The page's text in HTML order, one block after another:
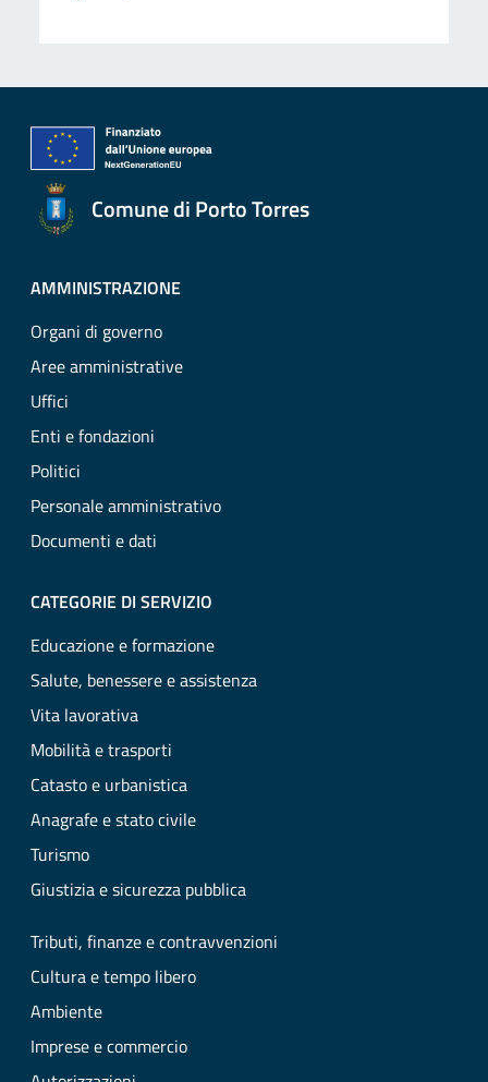
Comune di Porto Torres
AMMINISTRAZIONE
Organi di governo
Aree amministrative
Uffici
Enti e fondazioni
Politici
Personale amministrativo
Documenti e dati
CATEGORIE DI SERVIZIO
Educazione e formazione
Salute, benessere e assistenza
Vita lavorativa
Mobilità e trasporti
Catasto e urbanistica
Anagrafe e stato civile
Turismo
Giustizia e sicurezza pubblica
Tributi, finanze e contravvenzioni
Cultura e tempo libero
Ambiente
Imprese e commercio